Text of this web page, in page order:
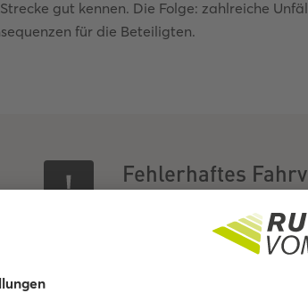
gut kennen. Die Folge: zahlreiche
für die Beteiligten.
Fehlerhaftes
Landstraßen:
Fahren unter Alkoholeinfluss